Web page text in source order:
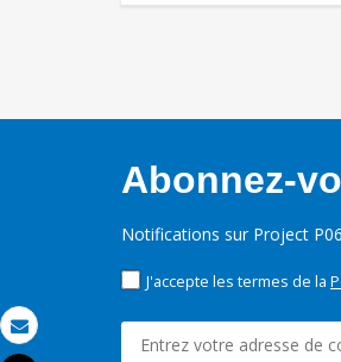
Email
Abonnez-
Notifications sur Project
J'accepte les termes de la